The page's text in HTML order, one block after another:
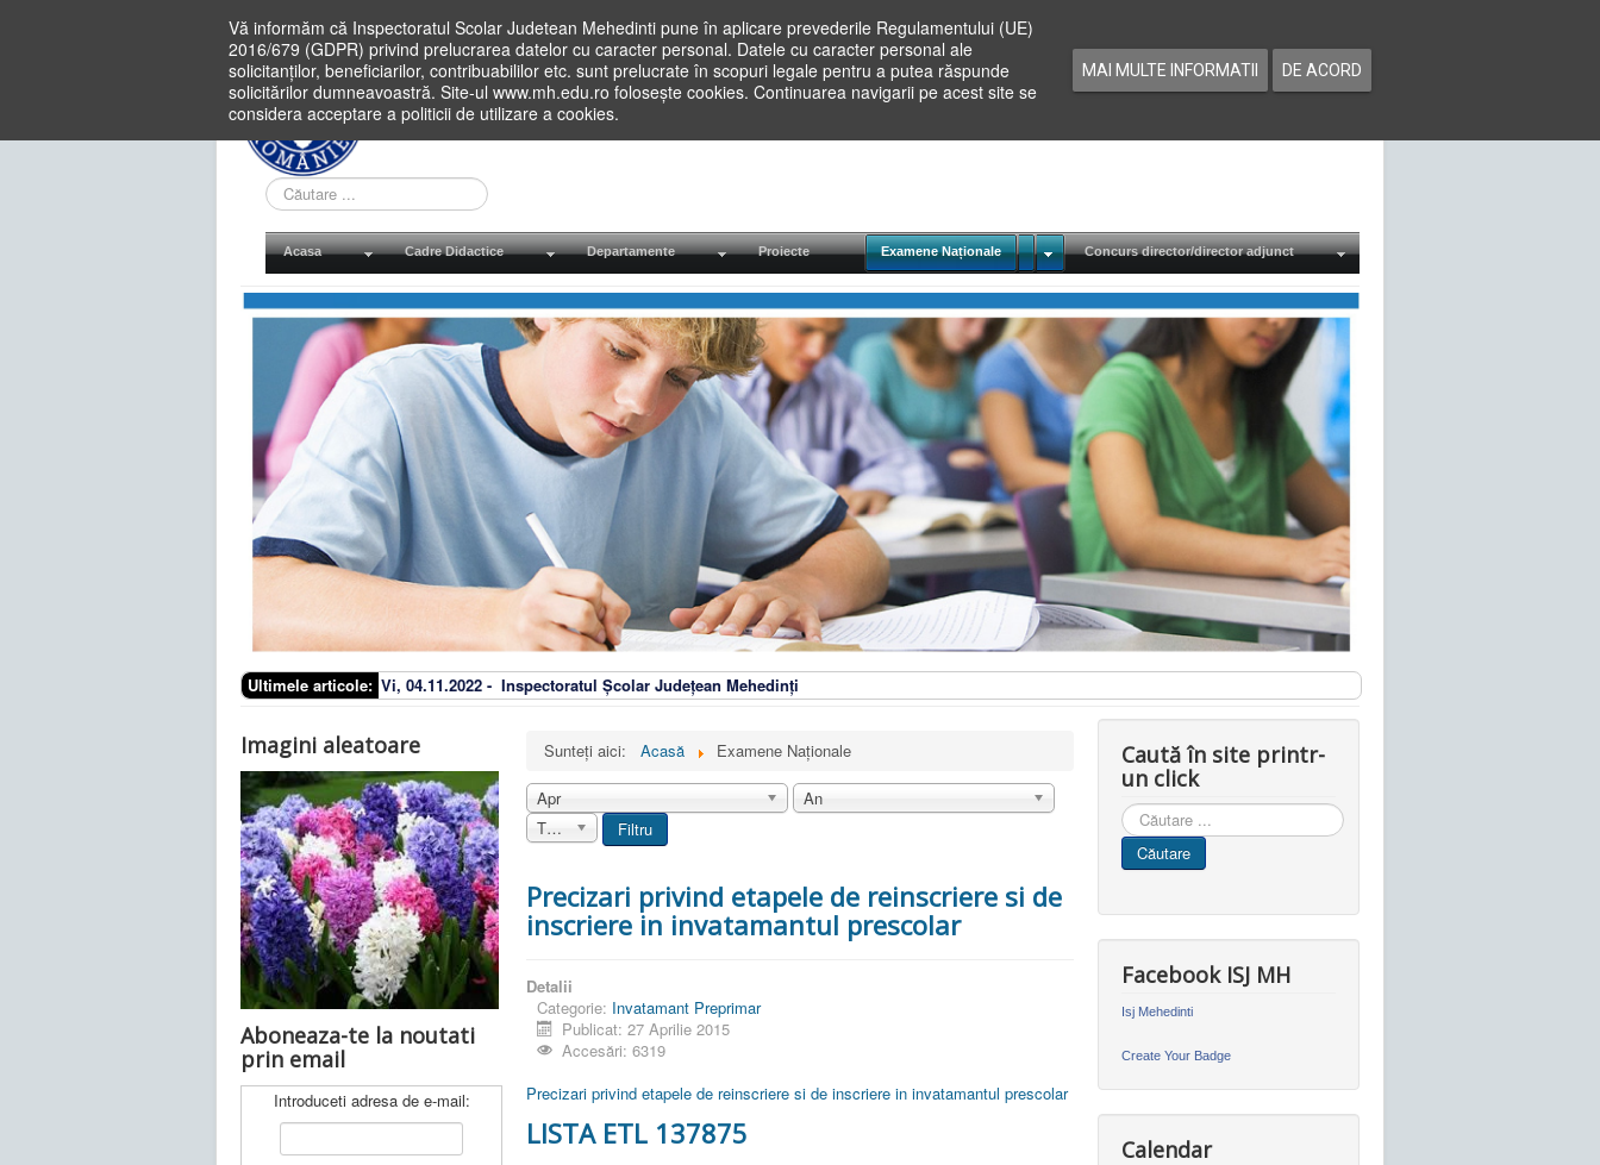
Vă informăm că Inspectoratul Scolar Judetean Mehedinti pune în aplicare prevederile Regulamentului (UE)
2016/679 (GDPR) privind prelucrarea datelor cu caracter personal. Datele cu caracter personal ale
solicitanților, beneficiarilor, contribuabililor etc. sunt prelucrate în scopuri legale pentru a putea răspunde
solicitărilor dumneavoastră. Site-ul www.mh.edu.ro folosește cookies. Continuarea navigarii pe acest site se
considera acceptare a politicii de utilizare a cookies.
MAI MULTE INFORMATII DE ACORD
Cauta
in
site
Acasa Cadre Didactice Departamente Proiecte Examene Naționale Concurs director/director adjunct
Ultimele articole: Vi, 04.11.2022 - Inspectoratul Școlar Județean Mehedinți
Imagini aleatoare
Aboneaza-te la noutati
prin email
Introduceti adresa de e-mail:
Sunteți aici: Acasă Examene Naționale
Apr
An
Toate
Filtru
Precizari privind etapele de reinscriere si de
inscriere in invatamantul prescolar
Detalii
Categorie: Invatamant Preprimar
Publicat: 27 Aprilie 2015
Accesări: 6319
Precizari privind etapele de reinscriere si de inscriere in invatamantul prescolar
LISTA ETL 137875
Caută în site printr-
un click
Cauta
in
site
Căutare
Facebook ISJ MH
Isj Mehedinti
Create Your Badge
Calendar